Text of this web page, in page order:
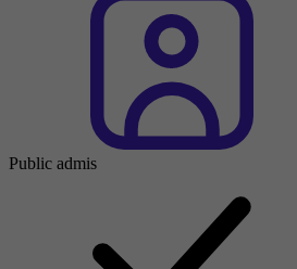
Public admis